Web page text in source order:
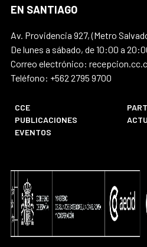
EN SANTIAGO
Av. Providencia 927, (Metro
De lunes a sábado, de 10:00 a
Correo electrónico:
Teléfono: +562 2795 9700
CCE
PUBLICACIONES
EVENTOS